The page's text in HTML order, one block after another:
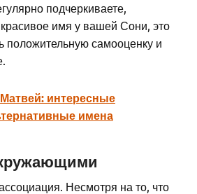
подчеркиваете,
имя у вашей Сони, это
положительную самооценку и
Матвей: интересные
имена
Несмотря на то, что